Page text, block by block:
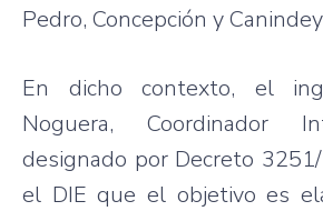
Pedro, Concepción y
En dicho contexto, el
Noguera, Coordinador
designado por Decreto
el DIE que el objetivo es